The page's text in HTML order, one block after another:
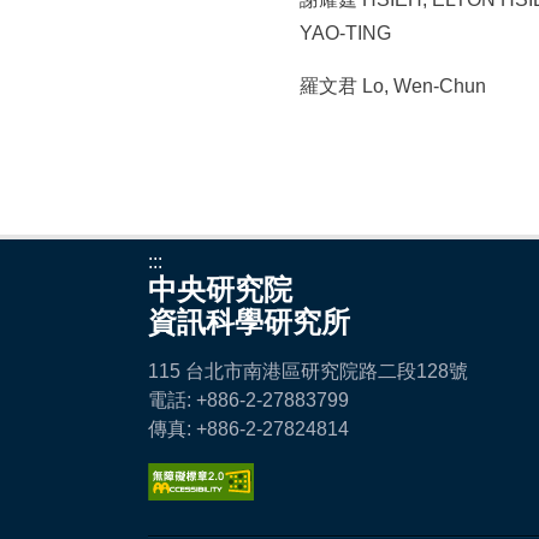
YAO-TING
羅文君 Lo, Wen-Chun
:::
中央研究院
資訊科學研究所
115 台北市南港區研究院路二段128號
電話: +886-2-27883799
傳真: +886-2-27824814